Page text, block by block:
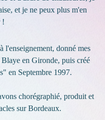
et je ne peux plus m'en
!
l'enseignement, donné mes
en Gironde, puis créé
en Septembre 1997.
chorégraphié, produit et
sur Bordeaux.